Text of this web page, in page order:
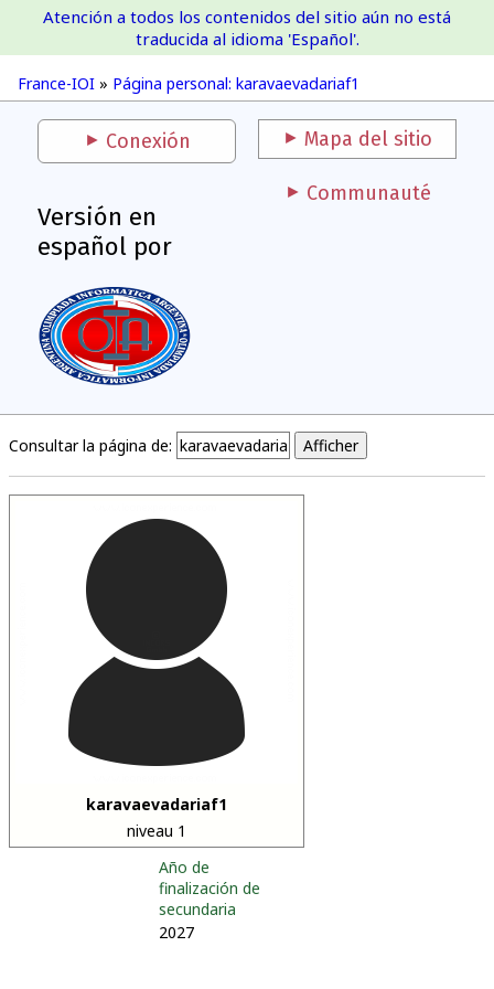
France-IOI
France-IOI » Página personal: karavaevadariaf1
Atención a todos los contenidos del sitio aún no está
traducida al idioma 'Español'.
Conexión Mapa del sitio
Versión en
español por
Communauté
Consultar la página de:
karavaevadariaf1
niveau 1
Año de
finalización de
secundaria
2027